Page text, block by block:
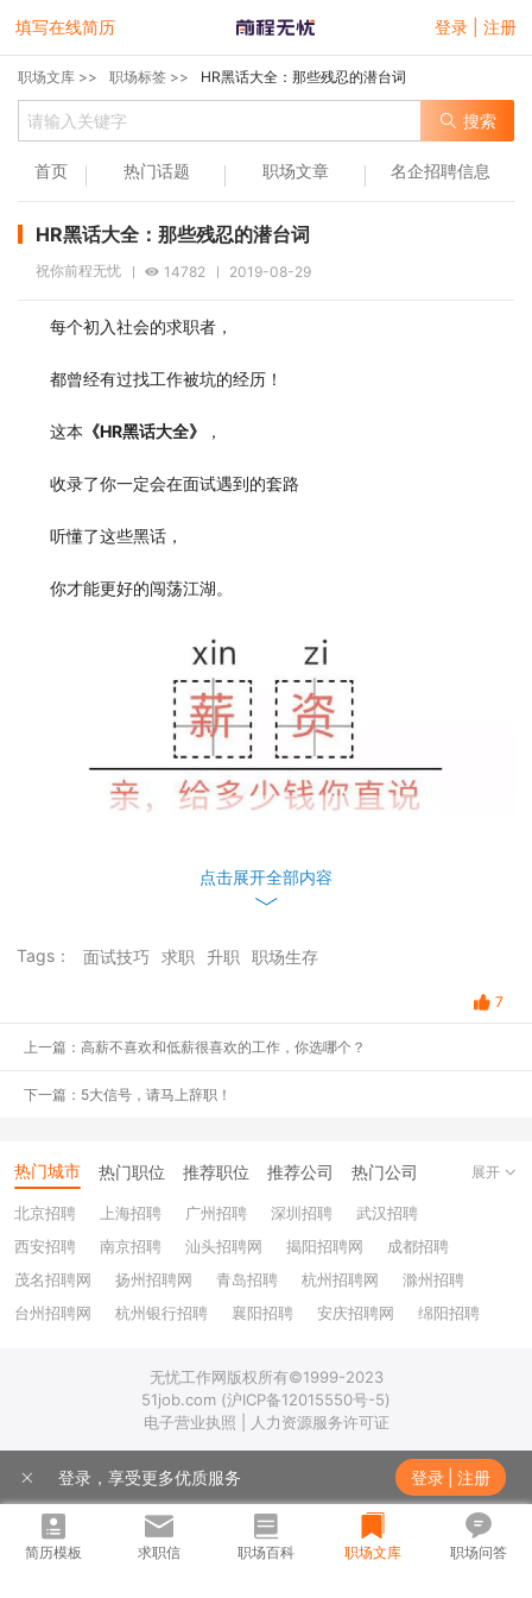
填写在线简历 登录 | 注册
职场文库 >> 职场标签 >> HR黑话大全：那些残忍的潜台词
搜索
首页 热门话题 职场文章 名企招聘信息
HR黑话大全：那些残忍的潜台词
祝你前程无忧 14782 2019-08-29
每个初入社会的求职者，
都曾经有过找工作被坑的经历！
这本 《HR黑话大全》 ，
收录了你一定会在面试遇到的套路
听懂了这些黑话，
你才能更好的闯荡江湖。
点击展开全部内容
Tags： 面试技巧 求职 升职 职场生存
7
上一篇：高薪不喜欢和低薪很喜欢的工作，你选哪个？
下一篇：5大信号，请马上辞职！
热门城市 热门职位 推荐职位 推荐公司 热门公司
北京招聘 上海招聘 广州招聘 深圳招聘
武汉招聘
西安招聘
南京招聘 汕头招聘网 揭阳招聘网
成都招聘
茂名招聘网
扬州招聘网 青岛招聘 杭州招聘网
滁州招聘
台州招聘网
杭州银行招聘 襄阳招聘 安庆招聘网
绵阳招聘
上饶招聘网
展开
无忧工作网版权所有©1999-2023
51job.com (沪ICP备12015550号-5)
电子营业执照 | 人力资源服务许可证
登录，享受更多优质服务 登录 注册
简历模板 求职信 职场百科 职场文库 职场问答